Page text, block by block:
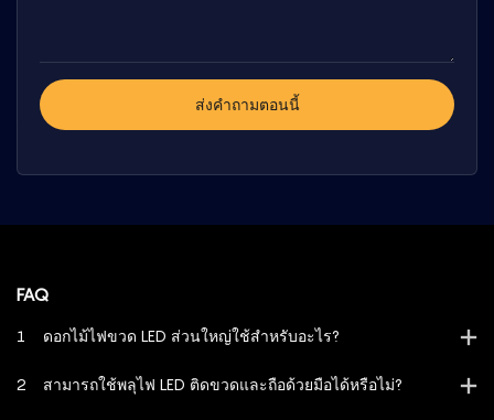
ส่งคำถามตอนนี้
FAQ
1 ดอกไม้ไฟขวด LED ส่วนใหญ่ใช้สำหรับอะไร?
2 สามารถใช้พลุไฟ LED ติดขวดและถือด้วยมือได้หรือไม่?